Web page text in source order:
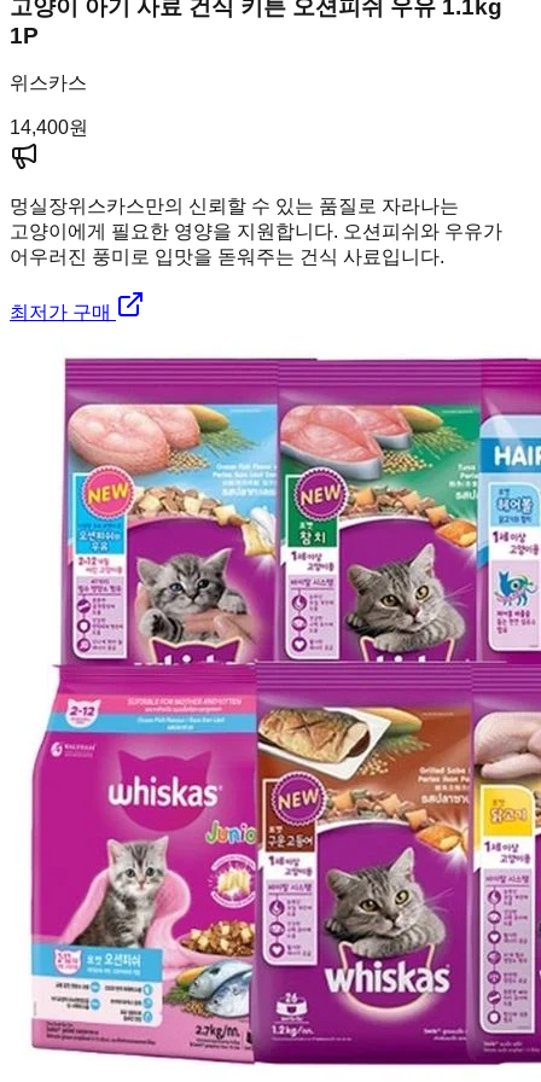
고양이 아기 사료 건식 키튼 오션피쉬 우유 1.1kg
1P
위스카스
14,400원
멍실장위스카스만의 신뢰할 수 있는 품질로 자라나는
고양이에게 필요한 영양을 지원합니다. 오션피쉬와 우유가
어우러진 풍미로 입맛을 돋워주는 건식 사료입니다.
최저가 구매